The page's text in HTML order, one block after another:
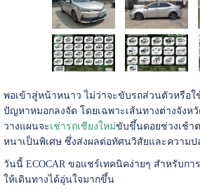
พอเข้าสู่หน้าหนาว ไม่ว่าจะขับรถส่วนตัวหรือใ
ปัญหาหมอกลงจัด โดยเฉพาะเส้นทางต่างจังห
วางแผนจะเช่ารถเชียงใหม่ขับขึ้นดอยช่วงเช้า
หนาเป็นพิเศษ ซึ่งส่งผลต่อทัศนวิสัยและความป
วันนี้ ECOCAR ขอแชร์เทคนิคง่ายๆ สำหรับกา
ให้เดินทางได้อุ่นใจมากขึ้น